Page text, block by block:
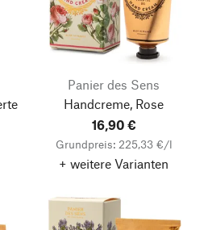
Panier des Sens
Handcreme, Rose
16,90 €
Grundpreis: 225,33 €/l
+ weitere Varianten